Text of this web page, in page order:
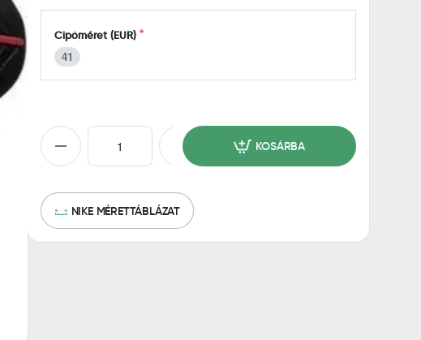
Cipőméret (EUR)
41
KOSÁRBA
NIKE MÉRETTÁBLÁZAT